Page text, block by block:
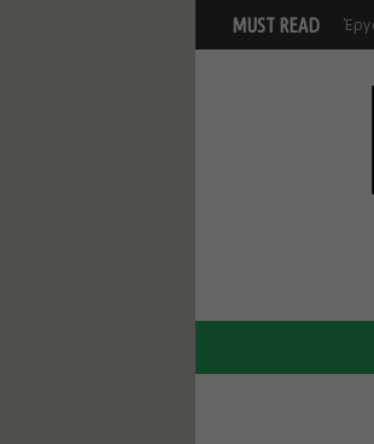
MUST READ